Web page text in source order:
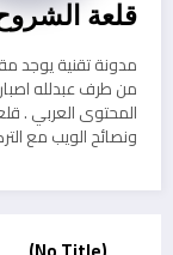
قلعة
من طرف عبدلله
المحتوى العربي .
ونصائح الويب مع